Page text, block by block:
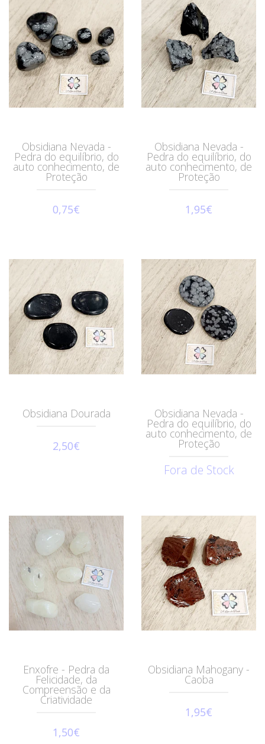
Obsidiana Nevada -
Pedra do equilíbrio, do
auto conhecimento, de
Proteção
0,75€
Obsidiana Nevada -
Pedra do equilíbrio, do
auto conhecimento, de
Proteção
1,95€
Obsidiana Dourada
2,50€
Obsidiana Nevada -
Pedra do equilíbrio, do
auto conhecimento, de
Proteção
Fora de Stock
Enxofre - Pedra da
Felicidade, da
Compreensão e da
Criatividade
1,50€
Obsidiana Mahogany -
Caoba
1,95€